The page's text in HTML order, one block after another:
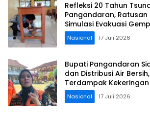
Refleksi 20 Tahun
Pangandaran, Ratusan
Simulasi Evakuasi
Nasional 17 Juli 2026
Bupati Pangandaran
dan Distribusi Air
Terdampak Kekeringan
Nasional 17 Juli 2026